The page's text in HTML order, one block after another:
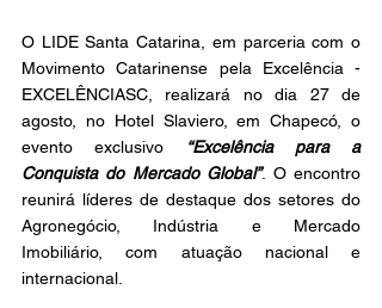
O LIDE Santa Catarina, em parceria com o
Movimento Catarinense pela Excelência -
EXCELÊNCIASC, realizará no dia 27 de
agosto, no Hotel Slaviero, em Chapecó, o
evento exclusivo
“Excelência para a
Conquista do Mercado Global”. O encontro
reunirá líderes de destaque dos setores do
Agronegócio, Indústria e Mercado
Imobiliário, com atuação nacional e
internacional.